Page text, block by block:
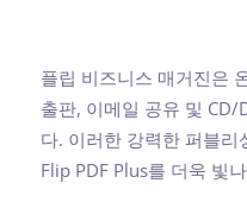
플립 비즈니스 매거진은
출판, 이메일 공유 및 CD/
다. 이러한 강력한 퍼블리
Flip PDF Plus를 더욱 빛